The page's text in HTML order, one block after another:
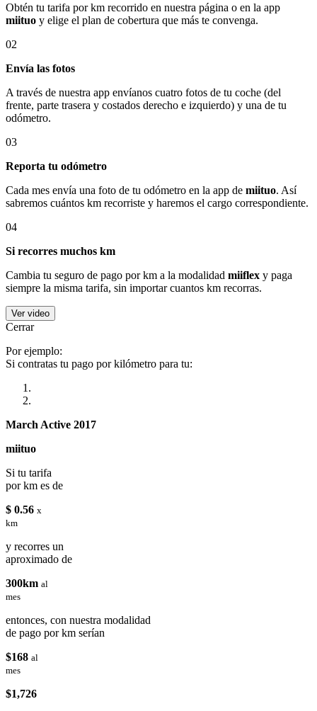
Obtén tu tarifa por km recorrido en nuestra página o en la app
miituo y elige el plan de cobertura que más te convenga.
02
Envía las fotos
A través de nuestra app envíanos cuatro fotos de tu coche (del
frente, parte trasera y costados derecho e izquierdo) y una de tu
odómetro.
03
Reporta tu odómetro
Cada mes envía una foto de tu odómetro en la app de miituo. Así
sabremos cuántos km recorriste y haremos el cargo correspondiente.
04
Si recorres muchos km
Cambia tu seguro de pago por km a la modalidad miiflex y paga
siempre la misma tarifa, sin importar cuantos km recorras.
Ver video
Cerrar
Por ejemplo:
Si contratas tu pago por kilómetro para tu:
March Active 2017
miituo
Si tu tarifa
por km es de
$ 0.56 x
km
y recorres un
aproximado de
300km al
mes
entonces, con nuestra modalidad
de pago por km serían
$168 al
mes
$1,726